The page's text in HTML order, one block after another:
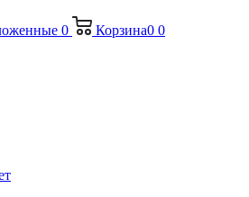
0 Корзина0 0